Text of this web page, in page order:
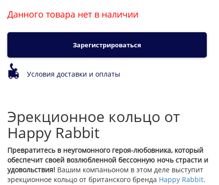
Данного товара нет в наличии
Зарегистрироваться
Условия доставки и оплаты
Эрекционное кольцо от
Happy Rabbit
Превратитесь в неугомонного героя-любовника, который
обеспечит своей возлюбленной бессонную ночь страсти и
удовольствия! Вашим компаньоном в этом деле выступит
эрекционное кольцо от британского бренда Happy Rabbit.